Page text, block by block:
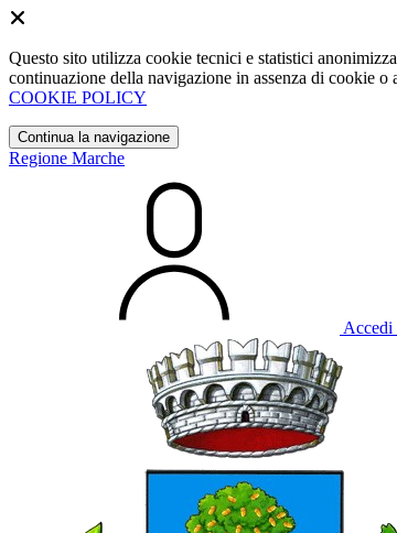
Questo sito utilizza cookie tecnici e statistici
continuazione della navigazione in assenza di cookie
COOKIE POLICY
Continua la navigazione
Regione Marche
Accedi